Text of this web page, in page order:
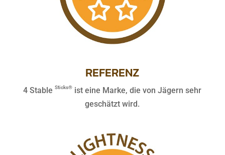
REFERENZ
4 StableSticks® ist eine Marke, die von Jägern sehr
geschätzt wird.